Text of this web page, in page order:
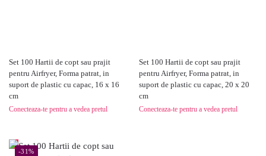
Set 100 Hartii de copt sau prajit
pentru Airfryer, Forma patrat, in
suport de plastic cu capac, 16 x 16
cm
Conecteaza-te pentru a vedea pretul
Set 100 Hartii de copt sau prajit
pentru Airfryer, Forma patrat, in
suport de plastic cu capac, 20 x 20
cm
Conecteaza-te pentru a vedea pretul
-31%